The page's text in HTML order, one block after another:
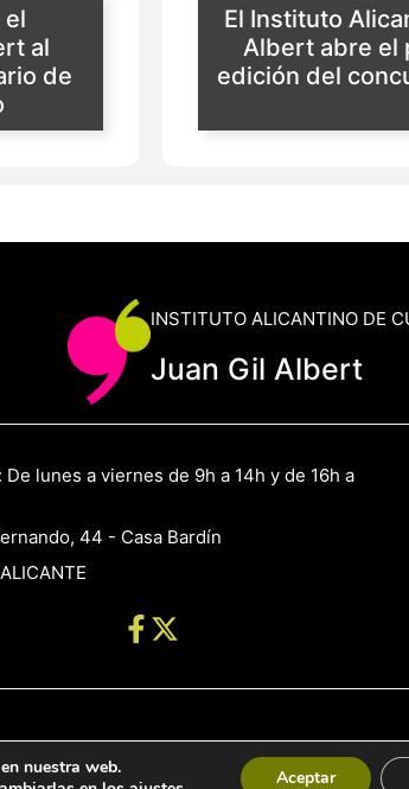
el
al
de
El Instituto
Albert abre el
edición del
INSTITUTO ALICANTINO DE
Juan Gil Albert
De lunes a viernes de 9h a 14h y de 16h a
44 - Casa Bardín
nuestra web.
Aceptar